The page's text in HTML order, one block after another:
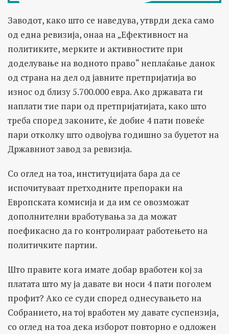
Заводот, како што се наведува, утврди дека само
од една ревизија, онаа на „Ефективност на
политиките, мерките и активностите при
доделување на водното право“ неплаќање данок
од страна на дел од јавните претпријатија во
износ од близу 5.700.000 евра. Ако државата ги
наплати тие пари од претпријатијата, како што
треба според законите, ќе добие 4 пати повеќе
пари отколку што одвојува годишно за буџетот на
Државниот завод за ревизија.
Со оглед на тоа, институцијата бара да се
испочитуваат претходните препораки на
Европската комисија и да им се овозможат
дополнителни вработувања за да можат
поефикасно да го контролираат работењето на
политичките партии.
Што правите кога имате добар вработен кој за
платата што му ја давате ви носи 4 пати поголем
профит? Ако се суди според однесувањето на
Собранието, на тој вработен му давате суспензија,
со оглед на тоа дека изборот повторно е одложен